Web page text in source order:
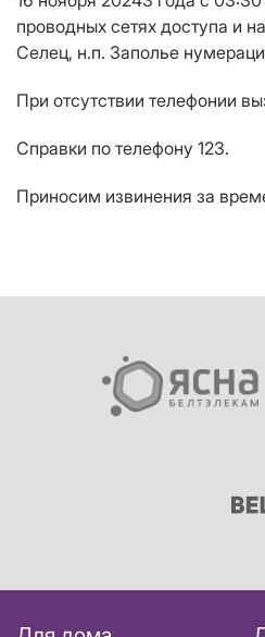
проводных сетях доступа и
Селец, н.п. Заполье
При отсутствии телефонии
Справки по телефону 123.
Приносим извинения за